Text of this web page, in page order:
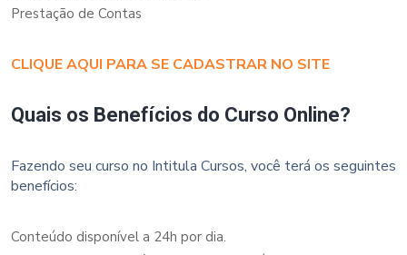
Prestação de Contas
CLIQUE AQUI PARA SE CADASTRAR NO SITE
Quais os Benefícios do Curso Online?
Fazendo seu curso no Intitula Cursos, você terá os seguintes
benefícios:
Conteúdo disponível a 24h por dia.